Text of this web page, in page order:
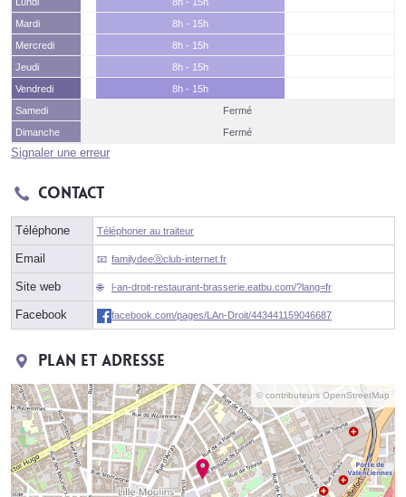
Mardi
8h - 15h
Mercredi
8h - 15h
Jeudi
8h - 15h
Vendredi
8h - 15h
Samedi
Fermé
Dimanche
Fermé
Signaler une erreur
Contact
Téléphone Téléphoner au traiteur
Email familydeeⓐclub-internet.fr
Site web l-an-droit-restaurant-brasserie.eatbu.com/?lang=fr
Facebook facebook.com/pages/LAn-Droit/443441159046687
Plan et adresse
© contributeurs OpenStreetMap